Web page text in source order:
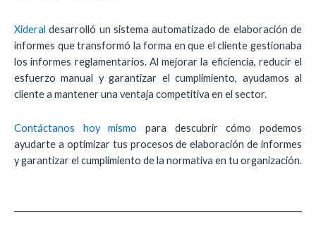
Xideral desarrolló un sistema automatizado de elaboración de
informes que transformó la forma en que el cliente gestionaba
los informes reglamentarios. Al mejorar la eficiencia, reducir el
esfuerzo manual y garantizar el cumplimiento, ayudamos al
cliente a mantener una ventaja competitiva en el sector.
Contáctanos hoy mismo para descubrir cómo podemos
ayudarte a optimizar tus procesos de elaboración de informes
y garantizar el cumplimiento de la normativa en tu organización.